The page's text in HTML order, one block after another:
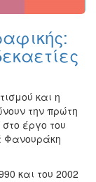
και η
την πρώτη
έργο του
Φανουράκη
και του 2002